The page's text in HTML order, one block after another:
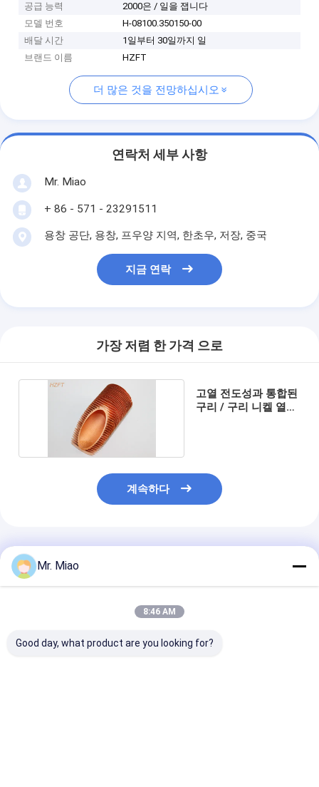
공급 능력
2000은 / 일을 잽니다
모델 번호
H-08100.350150-00
배달 시간
1일부터 30일까지 일
브랜드 이름
HZFT
더 많은 것을 전망하십시오
연락처 세부 사항
Mr. Miao
+ 86 - 571 - 23291511
용창 공단, 용창, 프우양 지역, 한초우, 저장, 중국
지금 연락
가장 저렴 한 가격 으로
고열 전도성과 통합된
구리 / 구리 니켈 열교
계속하다
추천된 제품
Mr. Miao
8:46 AM
Good day, what product are you looking for?